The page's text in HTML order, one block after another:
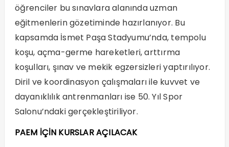
öğrenciler bu sınavlara alanında uzman
eğitmenlerin gözetiminde hazırlanıyor. Bu
kapsamda İsmet Paşa Stadyumu’nda, tempolu
koşu, açma-germe hareketleri, arttırma
koşulları, şınav ve mekik egzersizleri yaptırılıyor.
Diril ve koordinasyon çalışmaları ile kuvvet ve
dayanıklılık antrenmanları ise 50. Yıl Spor
Salonu’ndaki gerçekleştiriliyor.
PAEM İÇİN KURSLAR AÇILACAK